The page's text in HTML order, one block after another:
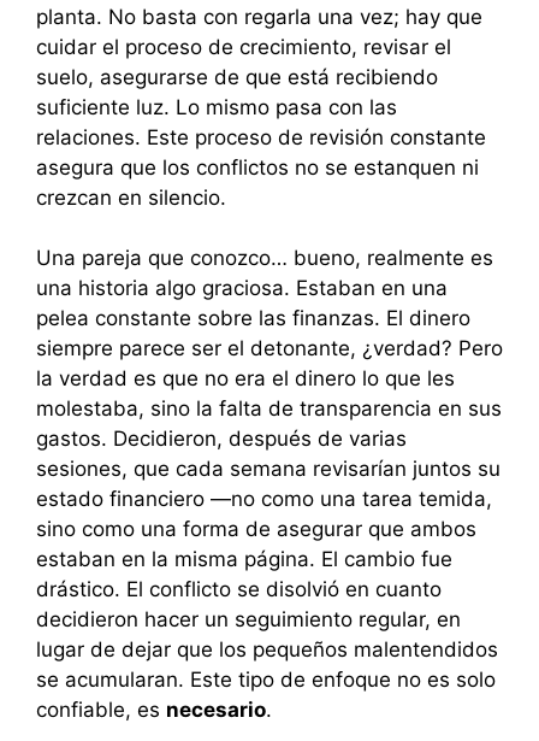
planta. No basta con regarla una vez; hay que
cuidar el proceso de crecimiento, revisar el
suelo, asegurarse de que está recibiendo
suficiente luz. Lo mismo pasa con las
relaciones. Este proceso de revisión constante
asegura que los conflictos no se estanquen ni
crezcan en silencio.
Una pareja que conozco… bueno, realmente es
una historia algo graciosa. Estaban en una
pelea constante sobre las finanzas. El dinero
siempre parece ser el detonante, ¿verdad? Pero
la verdad es que no era el dinero lo que les
molestaba, sino la falta de transparencia en sus
gastos. Decidieron, después de varias
sesiones, que cada semana revisarían juntos su
estado financiero —no como una tarea temida,
sino como una forma de asegurar que ambos
estaban en la misma página. El cambio fue
drástico. El conflicto se disolvió en cuanto
decidieron hacer un seguimiento regular, en
lugar de dejar que los pequeños malentendidos
se acumularan. Este tipo de enfoque no es solo
confiable, es necesario.